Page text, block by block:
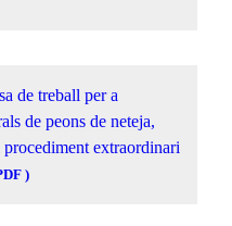
de treball per a
de peons de neteja,
extraordinari
)